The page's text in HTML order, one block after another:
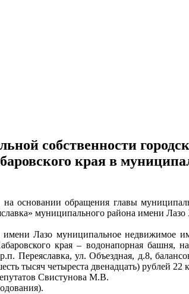
собственности
края в
на основании обращения главы
муниципального района имени Лазо
Лазо муниципальное недвижимое
края – водонапорная башня,
ул. Объездная, д.8,
тысяч четыреста двенадцать) рублей 22
Свистунова М.В.